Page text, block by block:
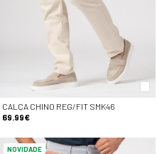
CALÇA CHINO REG/FIT SMK46
69.99€
NOVIDADE